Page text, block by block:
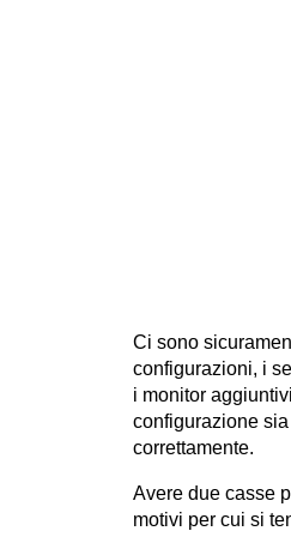
Ci sono
configurazioni, i
i monitor
configurazione
correttamente.
Avere due casse
motivi per cui si